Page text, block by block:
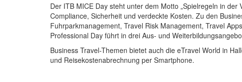
Der ITB MICE Day steht unter dem Motto „Spielregeln in
Compliance, Sicherheit und verdeckte Kosten. Zu den
Fuhrparkmanagement, Travel Risk Management, Travel
Professional Day führt in drei Aus- und
Business Travel-Themen bietet auch die eTravel World in
und Reisekostenabrechnung per Smartphone.